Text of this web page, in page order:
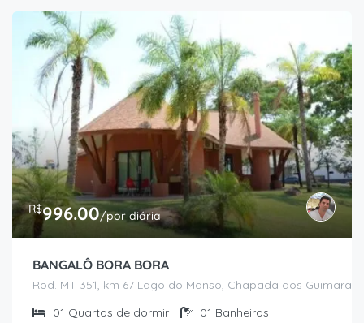
R$996.00/por diária
BANGALÔ BORA BORA
Rod. MT 351, km 67 Lago do Manso, Chapada dos
01 Quartos de dormir 01 Banheiros